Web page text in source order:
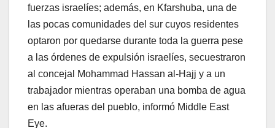
fuerzas israelíes; además, en Kfarshuba, una de
las pocas comunidades del sur cuyos residentes
optaron por quedarse durante toda la guerra pese
a las órdenes de expulsión israelíes, secuestraron
al concejal Mohammad Hassan al-Hajj y a un
trabajador mientras operaban una bomba de agua
en las afueras del pueblo, informó Middle East
Eye.